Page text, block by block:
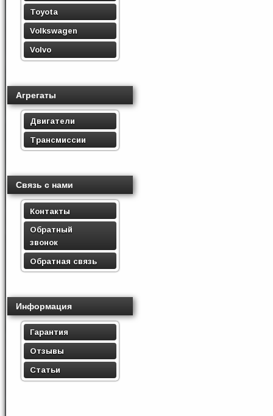
Toyota
Volkswagen
Volvo
Агрегаты
Двигатели
Трансмиссии
Связь с нами
Контакты
Обратный
звонок
Обратная связь
Информация
Гарантия
Отзывы
Статьи